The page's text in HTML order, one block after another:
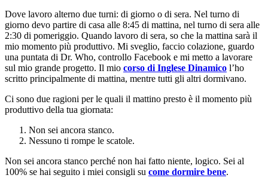
Dove lavoro alterno due turni: di giorno o di sera. Nel turno di
giorno devo partire di casa alle 8:45 di mattina, nel turno di sera alle
2:30 di pomeriggio. Quando lavoro di sera, so che la mattina sarà il
mio momento più produttivo. Mi sveglio, faccio colazione, guardo
una puntata di Dr. Who, controllo Facebook e mi metto a lavorare
sul mio grande progetto. Il mio corso di Inglese Dinamico l’ho
scritto principalmente di mattina, mentre tutti gli altri dormivano.
Ci sono due ragioni per le quali il mattino presto è il momento più
produttivo della tua giornata:
Non sei ancora stanco.
Nessuno ti rompe le scatole.
Non sei ancora stanco perché non hai fatto niente, logico. Sei al
100% se hai seguito i miei consigli su come dormire bene.